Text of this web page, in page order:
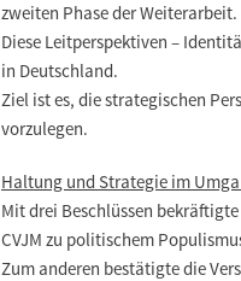
zweiten Phase der Weiterarbeit.
Diese Leitperspektiven –
in Deutschland.
Ziel ist es, die strategischen
vorzulegen.
Haltung und Strategie im
Mit drei Beschlüssen
CVJM zu politischem
Zum anderen bestätigte die